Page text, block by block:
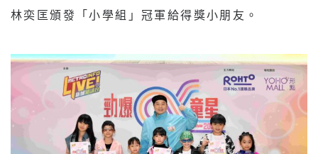
林奕匡頒發「小學組」冠軍給得獎小朋友。